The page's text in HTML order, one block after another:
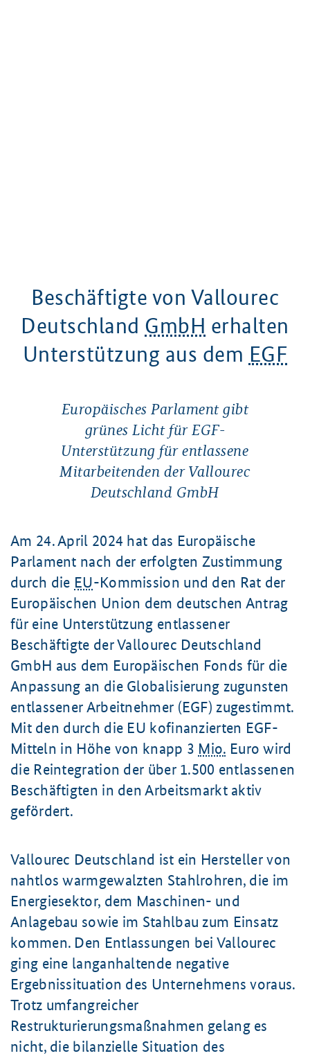
Beschäftigte von Vallourec
Deutschland GmbH erhalten
Unterstützung aus dem EGF
Europäisches Parlament gibt
grünes Licht für EGF-
Unterstützung für entlassene
Mitarbeitenden der Vallourec
Deutschland GmbH
Am 24. April 2024 hat das Europäische
Parlament nach der erfolgten Zustimmung
durch die EU-Kommission und den Rat der
Europäischen Union dem deutschen Antrag
für eine Unterstützung entlassener
Beschäftigte der Vallourec Deutschland
GmbH aus dem Europäischen Fonds für die
Anpassung an die Globalisierung zugunsten
entlassener Arbeitnehmer (EGF) zugestimmt.
Mit den durch die EU kofinanzierten EGF-
Mitteln in Höhe von knapp 3 Mio. Euro wird
die Reintegration der über 1.500 entlassenen
Beschäftigten in den Arbeitsmarkt aktiv
gefördert.
Vallourec Deutschland ist ein Hersteller von
nahtlos warmgewalzten Stahlrohren, die im
Energiesektor, dem Maschinen- und
Anlagebau sowie im Stahlbau zum Einsatz
kommen. Den Entlassungen bei Vallourec
ging eine langanhaltende negative
Ergebnissituation des Unternehmens voraus.
Trotz umfangreicher
Restrukturierungsmaßnahmen gelang es
nicht, die bilanzielle Situation des